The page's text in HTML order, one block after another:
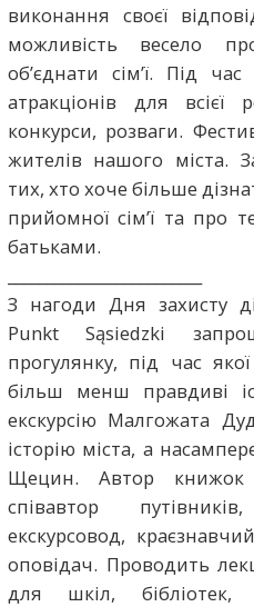
виконання своєї
можливість весело
об’єднати сім’ї. Під
атракціонів для
конкурси, розваги.
жителів нашого міста.
тих, хто хоче більше
прийомної сім’ї та про
батьками.
З нагоди Дня захисту
Punkt Sąsiedzki
прогулянку, під час
більш менш правдиві
екскурсію Малгожата
історію міста, а
Щецин. Автор
співавтор
екскурсовод,
оповідач. Проводить
для шкіл, бібліотек,